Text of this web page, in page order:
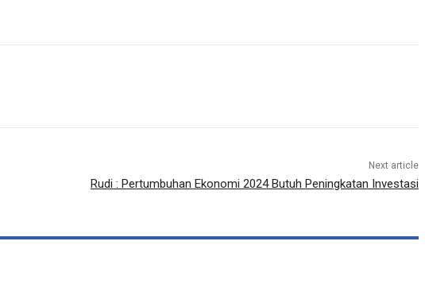
Next article
Rudi : Pertumbuhan Ekonomi 2024 Butuh Peningkatan Investasi